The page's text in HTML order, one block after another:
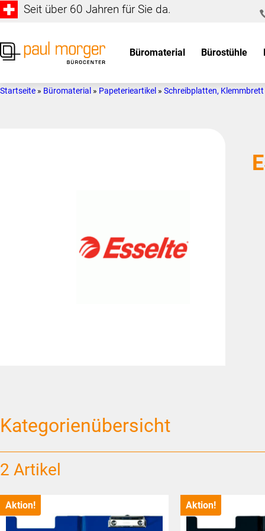
Zur
springen
Skip
main
Seit über 60 Jahren für Sie da.
Morger
individuell
Büromaterial Bürostühle
Startseite » Büromaterial » Papeterieartikel » Schreibplatten, Klemmbrett
Kategorienübersicht
2 Artikel
Aktion! Aktion!